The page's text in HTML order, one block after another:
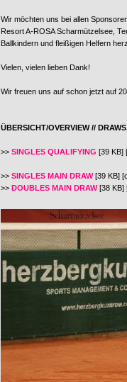
Wir möchten uns bei allen
Resort A-ROSA Scharmützelsee,
Ballkindern und fleißigen Helfern
Vielen, vielen lieben Dank!
Wir freuen uns auf schon jetzt auf
ÜBERSICHT/OVERVIEW //
>> SINGLES QUALIFYING [39 KB]
>> SINGLES MAIN DRAW[39 KB]
>> DOUBLES MAIN DRAW[38 KB]